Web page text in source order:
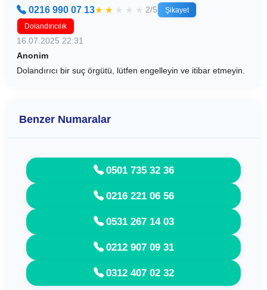
0216 990 07 13★ ★ ★ ★ ★ 2/5
Şikayet
Dolandırıcılık
16.07.2025 22:31
Anonim
Dolandırıcı bir suç örgütü, lütfen engelleyin ve itibar etmeyin.
Benzer Numaralar
0501 735 32 36
0216 221 06 56
0531 267 14 03
0212 907 09 31
0312 407 02 32